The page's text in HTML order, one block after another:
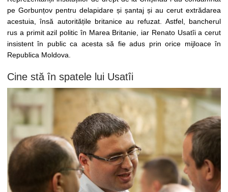
pe Gorbunțov pentru delapidare și șantaj și au cerut extrădarea
acestuia, însă autoritățile britanice au refuzat. Astfel, bancherul
rus a primit azil politic în Marea Britanie, iar Renato Usatîi a cerut
insistent în public ca acesta să fie adus prin orice mijloace în
Republica Moldova.
Cine stă în spatele lui Usatîi